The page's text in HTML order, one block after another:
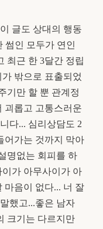
글도 상대의 행동
썸인 모두가 연인
최근 한 3달간 정립
밖으로 표출되었
기만 할 뿐 관계정
괴롭고 고통스러운
다... 심리상담도 2
어가는 것까지 막아
명없는 회피를 하
가 아무사이가 아
마음이 없다... 너 잘
했고...좋은 남자
크기는 다르지만